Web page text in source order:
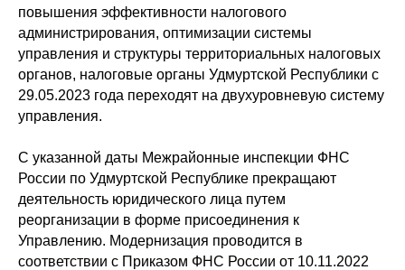
повышения эффективности налогового
администрирования, оптимизации системы
управления и структуры территориальных налоговых
органов, налоговые органы Удмуртской Республики с
29.05.2023 года переходят на двухуровневую систему
управления.
С указанной даты Межрайонные инспекции ФНС
России по Удмуртской Республике прекращают
деятельность юридического лица путем
реорганизации в форме присоединения к
Управлению. Модернизация проводится в
соответствии с Приказом ФНС России от 10.11.2022